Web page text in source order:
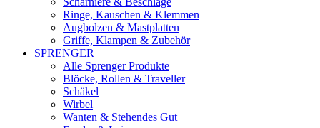
Ringe, Kauschen & Klemmen
Augbolzen & Mastplatten
Griffe, Klampen & Zubehör
SPRENGER
Alle Sprenger Produkte
Blöcke, Rollen & Traveller
Schäkel
Wirbel
Wanten & Stehendes Gut